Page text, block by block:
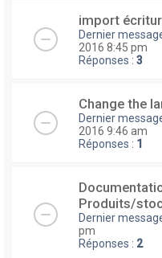
import
Dernier
2016 8:45 pm
Réponses : 3
Change the
Dernier
2016 9:46 am
Réponses : 1
Produits/
Dernier
pm
Réponses : 2